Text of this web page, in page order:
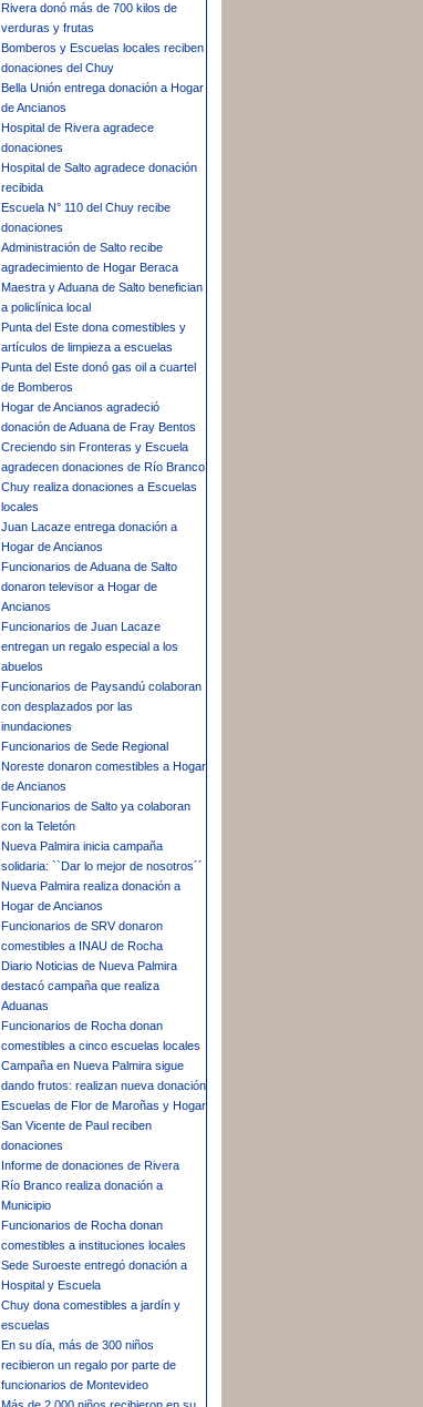
Rivera donó más de 700 kilos de
verduras y frutas
Bomberos y Escuelas locales reciben
donaciones del Chuy
Bella Unión entrega donación a Hogar
de Ancianos
Hospital de Rivera agradece
donaciones
Hospital de Salto agradece donación
recibida
Escuela N° 110 del Chuy recibe
donaciones
Administración de Salto recibe
agradecimiento de Hogar Beraca
Maestra y Aduana de Salto benefician
a policlínica local
Punta del Este dona comestibles y
artículos de limpieza a escuelas
Punta del Este donó gas oil a cuartel
de Bomberos
Hogar de Ancianos agradeció
donación de Aduana de Fray Bentos
Creciendo sin Fronteras y Escuela
agradecen donaciones de Río Branco
Chuy realiza donaciones a Escuelas
locales
Juan Lacaze entrega donación a
Hogar de Ancianos
Funcionarios de Aduana de Salto
donaron televisor a Hogar de
Ancianos
Funcionarios de Juan Lacaze
entregan un regalo especial a los
abuelos
Funcionarios de Paysandú colaboran
con desplazados por las
inundaciones
Funcionarios de Sede Regional
Noreste donaron comestibles a Hogar
de Ancianos
Funcionarios de Salto ya colaboran
con la Teletón
Nueva Palmira inicia campaña
solidaria: ``Dar lo mejor de nosotros´´
Nueva Palmira realiza donación a
Hogar de Ancianos
Funcionarios de SRV donaron
comestibles a INAU de Rocha
Diario Noticias de Nueva Palmira
destacó campaña que realiza
Aduanas
Funcionarios de Rocha donan
comestibles a cinco escuelas locales
Campaña en Nueva Palmira sigue
dando frutos: realizan nueva donación
Escuelas de Flor de Maroñas y Hogar
San Vicente de Paul reciben
donaciones
Informe de donaciones de Rivera
Río Branco realiza donación a
Municipio
Funcionarios de Rocha donan
comestibles a instituciones locales
Sede Suroeste entregó donación a
Hospital y Escuela
Chuy dona comestibles a jardín y
escuelas
En su día, más de 300 niños
recibieron un regalo por parte de
funcionarios de Montevideo